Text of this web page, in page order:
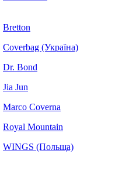
Bretton
Coverbag (Україна)
Dr. Bond
Jia Jun
Marco Coverna
Royal Mountain
WINGS (Польща)